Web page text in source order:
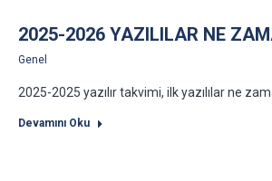
2025-2026 YAZILILAR NE
Genel
2025-2025 yazılır takvimi, ilk yazılılar ne
Devamını Oku